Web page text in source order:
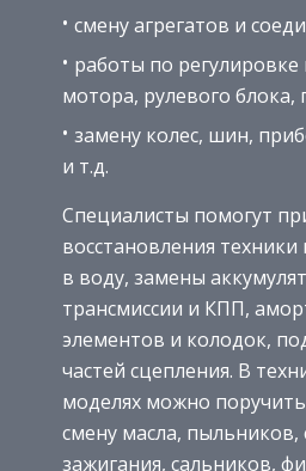
смену агрегатов и
работы по
мотора, рулевого блока,
замену колес, шин,
и т.д.
Специалисты помогут
восстановления
в воду, замены
трансмиссии и КПП,
элементов и колодок,
частей сцепления. В
моделях можно
смену масла, пыльников,
зажигания, сальников,